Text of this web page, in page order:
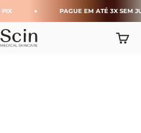
PAGUE EM ATÉ 3X SEM
Skincare